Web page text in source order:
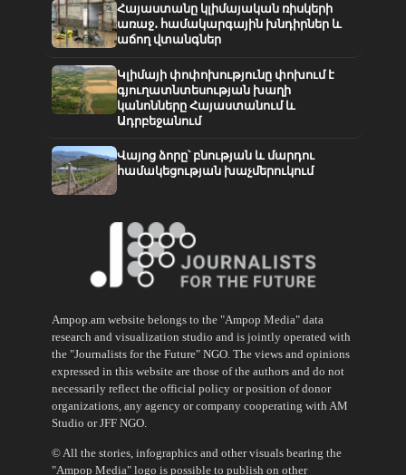
Հայաստանը կլիմայական ռիսկերի
առաջ․ համակարգային խնդիրներ և
աճող վտանգներ
Կլիմայի փոփոխությունը փոխում է
գյուղատնտեսության խաղի
կանոնները Հայաստանում և
Ադրբեջանում
Վայոց ձորը՝ բնության և մարդու
համակեցության խաչմերուկում
Ampop.am website belongs to the "Ampop Media" data
research and visualization studio and is jointly operated with
the "Journalists for the Future" NGO. The views and opinions
expressed in this website are those of the authors and do not
necessarily reflect the official policy or position of donor
organizations, any agency or company cooperating with AM
Studio or JFF NGO.
© All the stories, infographics and other visuals bearing the
"Ampop Media" logo is possible to publish on other